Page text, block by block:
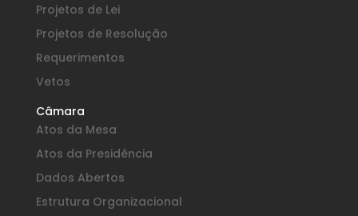
Projetos de Lei
Projetos de Resolução
Requerimentos
Vetos
Câmara
Atos da Mesa
Atos da Presidência
Dados Abertos
Estrutura Organizacional